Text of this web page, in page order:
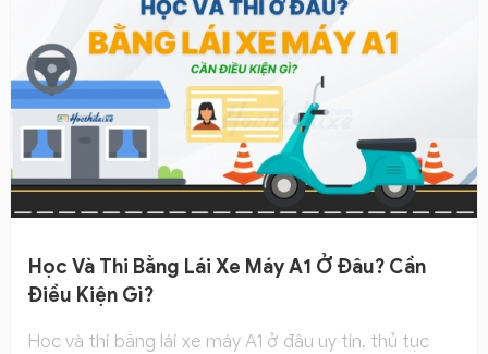
Học Và Thi Bằng Lái Xe Máy A1 Ở Đâu? Cần
Điều Kiện Gì?
Học và thi bằng lái xe máy A1 ở đâu uy tín, thủ tục